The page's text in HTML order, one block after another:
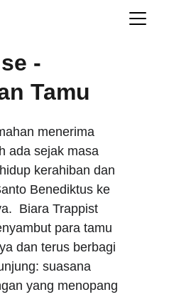
menerima
ada sejak masa
kerahiban dan
Benediktus ke
Biara Trappist
para tamu
dan terus berbagi
suasana
yang menopang
-
Tamu